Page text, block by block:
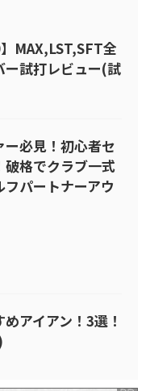
MAX,LST,SFT全
ー試打レビュー(試
必見！初心者セ
破格でクラブ一式
パートナーアウ
アイアン！3選！